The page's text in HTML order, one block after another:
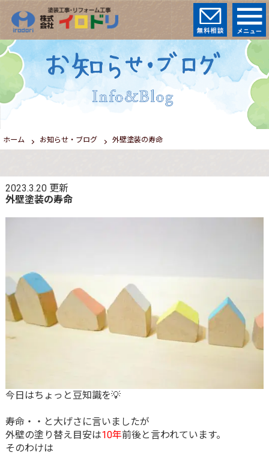
ホーム お知らせ・ブログ 外壁塗装の寿命
2023.3.20更新
外壁塗装の寿命
今日はちょっと豆知識を💡
寿命・・と大げさに言いましたが
外壁の塗り替え目安は10年前後と言われています。
そのわけは